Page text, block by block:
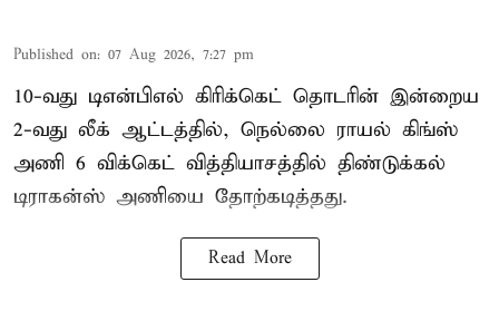
Published on: 07 Aug 2026, 7:27 pm
10-வது டிஎன்பிஎல் கிரிக்கெட் தொடரின் இன்றைய
2-வது லீக் ஆட்டத்தில், நெல்லை ராயல் கிங்ஸ்
அணி 6 விக்கெட் வித்தியாசத்தில் திண்டுக்கல்
டிராகன்ஸ் அணியை தோற்கடித்தது.
Read More